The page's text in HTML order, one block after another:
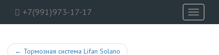
+7(991)973-17-17
Toggle
← Тормозная система Lifan Solano